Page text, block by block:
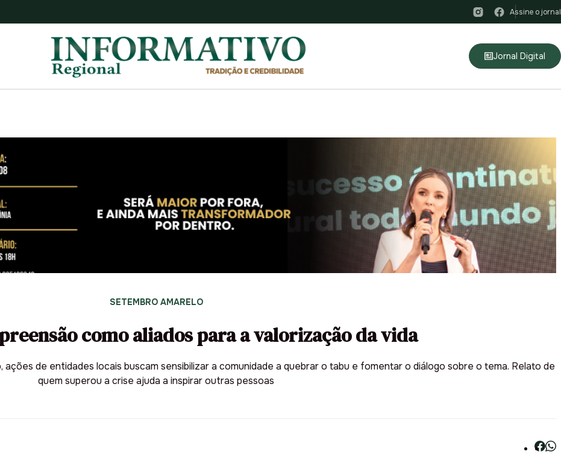
Assine o jornal
Jornal Digital
SETEMBRO AMARELO
como aliados para a valorização da vida
de entidades locais buscam sensibilizar a comunidade a quebrar o tabu e fomentar o diálogo sobre o tema. Relato de
quem superou a crise ajuda a inspirar outras pessoas